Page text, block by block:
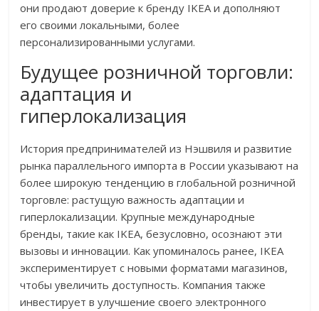
они продают доверие к бренду IKEA и дополняют
его своими локальными, более
персонализированными услугами.
Будущее розничной торговли:
адаптация и
гиперлокализация
История предпринимателей из Нэшвиля и развитие
рынка параллельного импорта в России указывают на
более широкую тенденцию в глобальной розничной
торговле: растущую важность адаптации и
гиперлокализации. Крупные международные
бренды, такие как IKEA, безусловно, осознают эти
вызовы и инновации. Как упоминалось ранее, IKEA
экспериментирует с новыми форматами магазинов,
чтобы увеличить доступность. Компания также
инвестирует в улучшение своего электронного